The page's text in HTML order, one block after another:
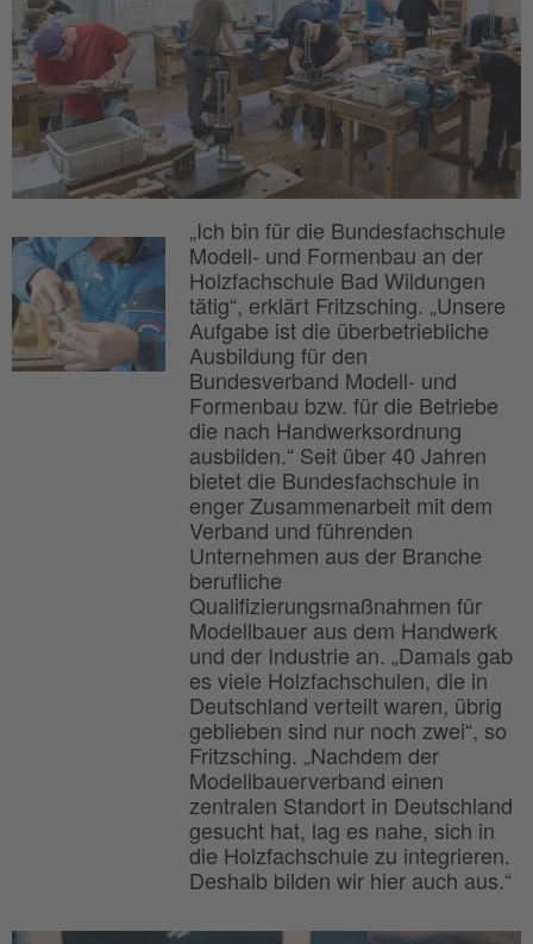
„Ich bin für die Bundesfachschule
Modell- und Formenbau an der
Holzfachschule Bad Wildungen
tätig“, erklärt Fritzsching. „Unsere
Aufgabe ist die überbetriebliche
Ausbildung für den
Bundesverband Modell- und
Formenbau bzw. für die Betriebe
die nach Handwerksordnung
ausbilden.“ Seit über 40 Jahren
bietet die Bundesfachschule in
enger Zusammenarbeit mit dem
Verband und führenden
Unternehmen aus der Branche
berufliche
Qualifizierungsmaßnahmen für
Modellbauer aus dem Handwerk
und der Industrie an. „Damals gab
es viele Holzfachschulen, die in
Deutschland verteilt waren, übrig
geblieben sind nur noch zwei“, so
Fritzsching. „Nachdem der
Modellbauerverband einen
zentralen Standort in Deutschland
gesucht hat, lag es nahe, sich in
die Holzfachschule zu integrieren.
Deshalb bilden wir hier auch aus.“